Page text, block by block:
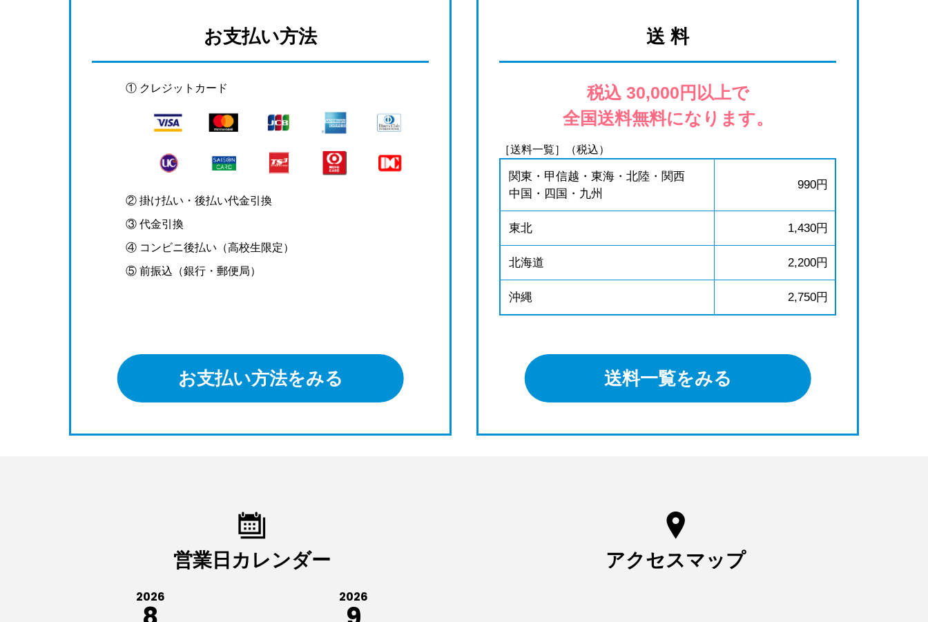
お支払い方法
① クレジットカード
② 掛け払い・後払い代金引換
③ 代金引換
④ コンビニ後払い（高校生限定）
⑤ 前振込（銀行・郵便局）
お支払い方法をみる
送 料
税込 30,000円以上で
全国送料無料になります。
［送料一覧］（税込）
関東・甲信越・東海・北陸・関西
中国・四国・九州
990円
東北 1,430円
北海道 2,200円
沖縄 2,750円
送料一覧をみる
営業日カレンダー
2026 2026
アクセスマップ